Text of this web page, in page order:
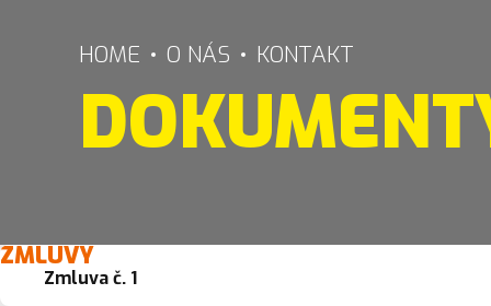
HOME O NÁS KONTAKT
ZMLUVY
Zmluva č. 1